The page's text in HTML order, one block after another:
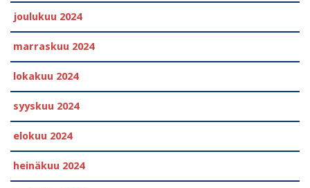
joulukuu 2024
marraskuu 2024
lokakuu 2024
syyskuu 2024
elokuu 2024
heinäkuu 2024